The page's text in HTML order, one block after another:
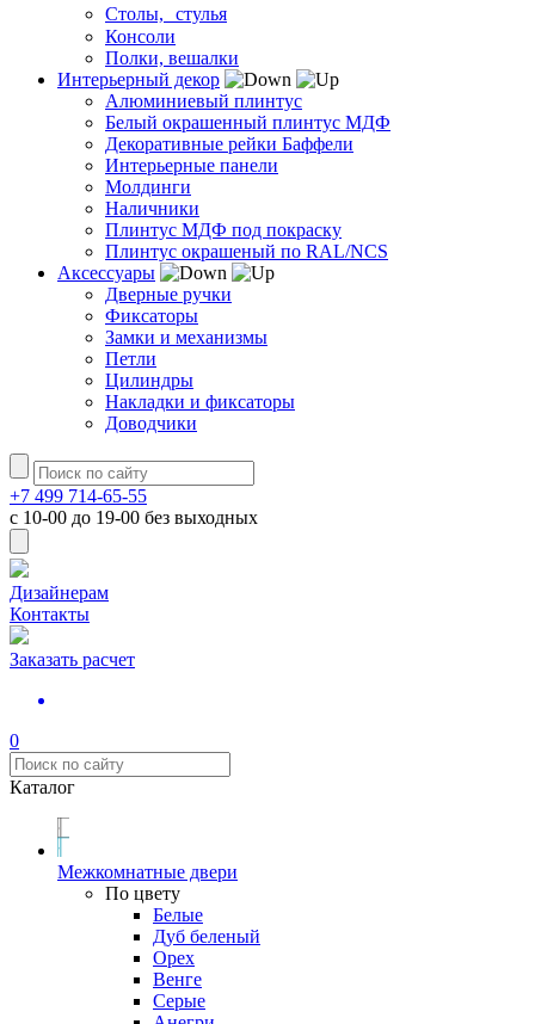
Столы, стулья
Консоли
Полки, вешалки
Интерьерный декор
Алюминиевый плинтус
Белый окрашенный плинтус МДФ
Декоративные рейки Баффели
Интерьерные панели
Молдинги
Наличники
Плинтус МДФ под покраску
Плинтус окрашеный по RAL/NCS
Аксессуары
Дверные ручки
Фиксаторы
Замки и механизмы
Петли
Цилиндры
Накладки и фиксаторы
Доводчики
+7 499 714-65-55
с 10-00 до 19-00 без выходных
Дизайнерам
Контакты
Заказать расчет
0
Каталог
Межкомнатные двери
По цвету
Белые
Дуб беленый
Орех
Венге
Серые